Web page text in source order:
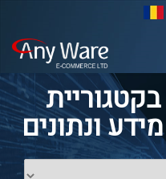
תוכנות ESET בקטגוריית
ונתונים